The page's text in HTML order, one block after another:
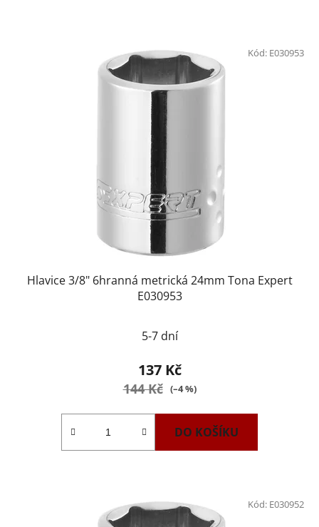
Hlavice 3/8" 6hranná metrická 24mm Tona Expert
E030953
5-7 dní
137 Kč
144 Kč (–4 %)
DO KOŠÍKU
Kód: E030953
Kód: E030952